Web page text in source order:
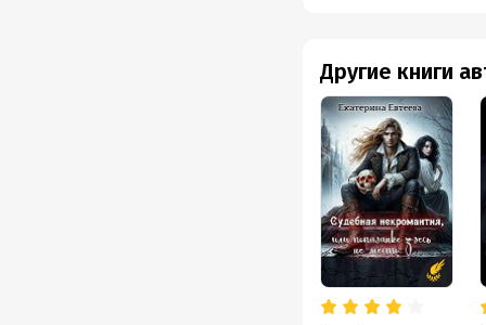
Другие книги